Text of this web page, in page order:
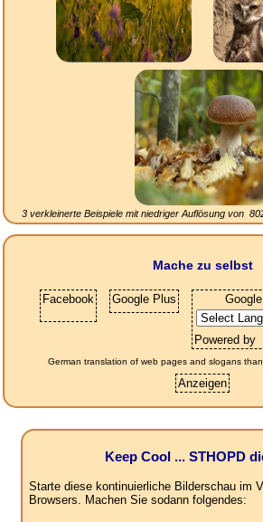
3 verkleinerte Beispiele mit niedriger Auflösung von
Mache zu selbst
Facebook Google Plus
Powered by
German translation of web pages and slogans
Anzeigen
Keep Cool ... STHOPD
Starte diese kontinuierliche Bilderschau im
Browsers. Machen Sie sodann folgendes: